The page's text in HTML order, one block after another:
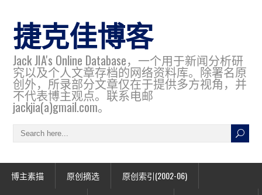
捷克佳博客
Jack JIA's Online Database，一个用于新闻分析研
究以及个人文章存档的网络资料库。除署名原
创外，所录部分文章仅在于提供多方视角，并
不代表博主观点。联系电邮
jackjia(a)gmail.com。
博主素描 原创摘选 原创索引(2002-06)